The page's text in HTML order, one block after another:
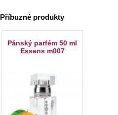
Příbuzné produkty
Pánský parfém 50 ml
Essens m007